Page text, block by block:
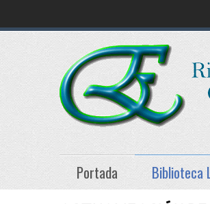
Portada Biblioteca